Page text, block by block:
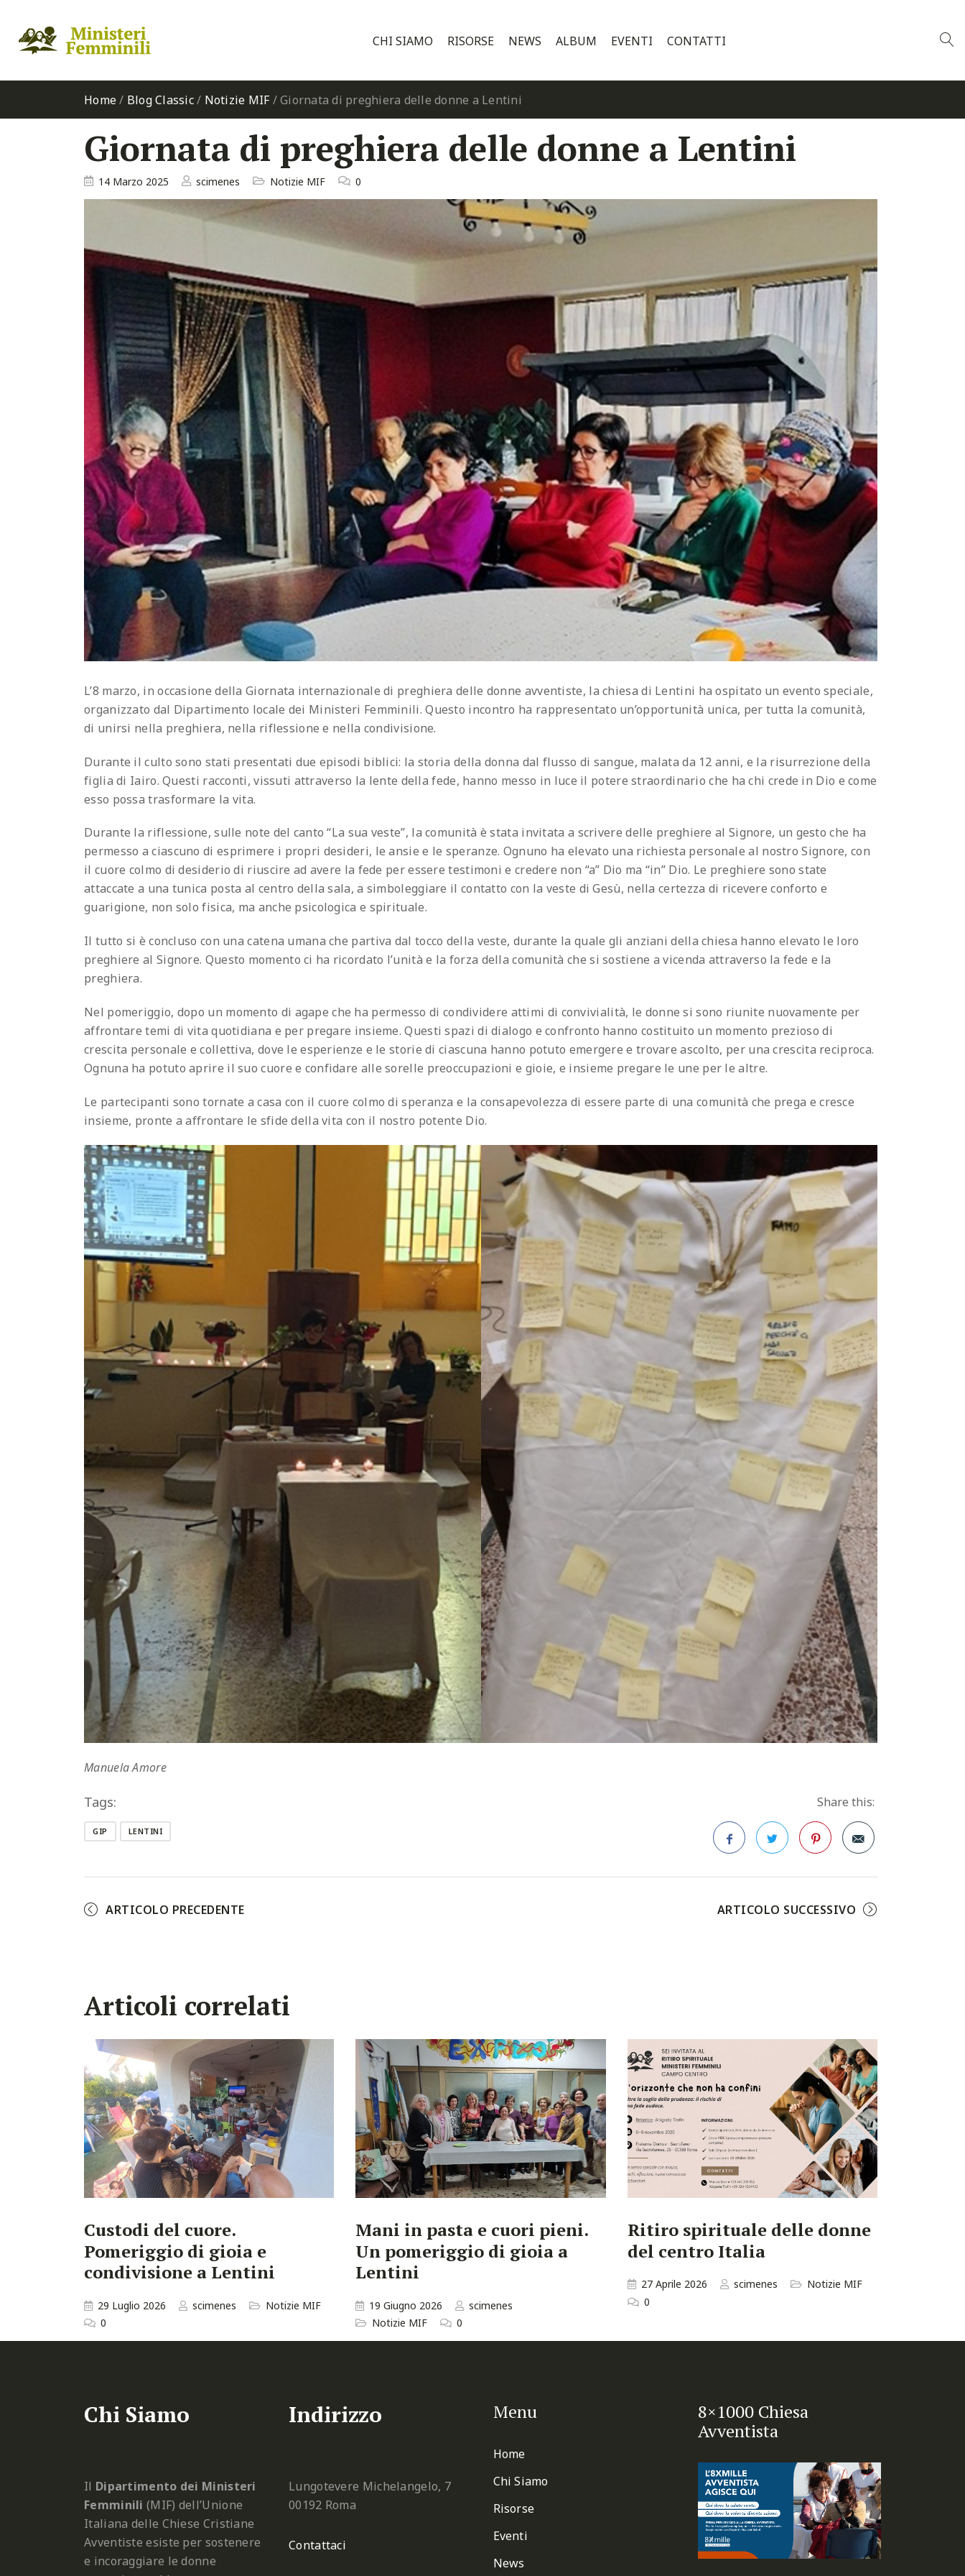
CHI SIAMO RISORSE NEWS ALBUM EVENTI CONTATTI
Home/ Blog Classic/ Notizie MIF /Giornata di preghiera delle donne a Lentini
Giornata di preghiera delle donne a Lentini
14 Marzo 2025 scimenes Notizie MIF 0
L’8 marzo, in occasione della Giornata internazionale di preghiera delle donne avventiste, la chiesa di Lentini ha ospitato un evento speciale,
organizzato dal Dipartimento locale dei Ministeri Femminili. Questo incontro ha rappresentato un’opportunità unica, per tutta la comunità,
di unirsi nella preghiera, nella riflessione e nella condivisione.
Durante il culto sono stati presentati due episodi biblici: la storia della donna dal flusso di sangue, malata da 12 anni, e la risurrezione della
figlia di Iairo. Questi racconti, vissuti attraverso la lente della fede, hanno messo in luce il potere straordinario che ha chi crede in Dio e come
esso possa trasformare la vita.
Durante la riflessione, sulle note del canto “La sua veste”, la comunità è stata invitata a scrivere delle preghiere al Signore, un gesto che ha
permesso a ciascuno di esprimere i propri desideri, le ansie e le speranze. Ognuno ha elevato una richiesta personale al nostro Signore, con
il cuore colmo di desiderio di riuscire ad avere la fede per essere testimoni e credere non “a” Dio ma “in” Dio. Le preghiere sono state
attaccate a una tunica posta al centro della sala, a simboleggiare il contatto con la veste di Gesù, nella certezza di ricevere conforto e
guarigione, non solo fisica, ma anche psicologica e spirituale.
Il tutto si è concluso con una catena umana che partiva dal tocco della veste, durante la quale gli anziani della chiesa hanno elevato le loro
preghiere al Signore. Questo momento ci ha ricordato l’unità e la forza della comunità che si sostiene a vicenda attraverso la fede e la
preghiera.
Nel pomeriggio, dopo un momento di agape che ha permesso di condividere attimi di convivialità, le donne si sono riunite nuovamente per
affrontare temi di vita quotidiana e per pregare insieme. Questi spazi di dialogo e confronto hanno costituito un momento prezioso di
crescita personale e collettiva, dove le esperienze e le storie di ciascuna hanno potuto emergere e trovare ascolto, per una crescita reciproca.
Ognuna ha potuto aprire il suo cuore e confidare alle sorelle preoccupazioni e gioie, e insieme pregare le une per le altre.
Le partecipanti sono tornate a casa con il cuore colmo di speranza e la consapevolezza di essere parte di una comunità che prega e cresce
insieme, pronte a affrontare le sfide della vita con il nostro potente Dio.
Manuela Amore
Tags:
GIP LENTINI
Share this:
ARTICOLO PRECEDENTE ARTICOLO SUCCESSIVO
Articoli correlati
Custodi del cuore.
Pomeriggio di gioia e
condivisione a Lentini
29 Luglio 2026 scimenes
Notizie MIF
0
Mani in pasta e cuori pieni.
Un pomeriggio di gioia a
Lentini
19 Giugno 2026
scimenes
Notizie MIF
0
Ritiro spirituale delle donne
del centro Italia
27 Aprile 2026 scimenes
Notizie MIF
0
Chi Siamo
Il Dipartimento dei Ministeri
Femminili (MIF) dell’Unione
Italiana delle Chiese Cristiane
Avventiste esiste per sostenere
e incoraggiare le donne
Indirizzo
Lungotevere Michelangelo, 7
00192 Roma
Contattaci
Menu
Home
Chi Siamo
Risorse
Eventi
News
8×1000 Chiesa
Avventista